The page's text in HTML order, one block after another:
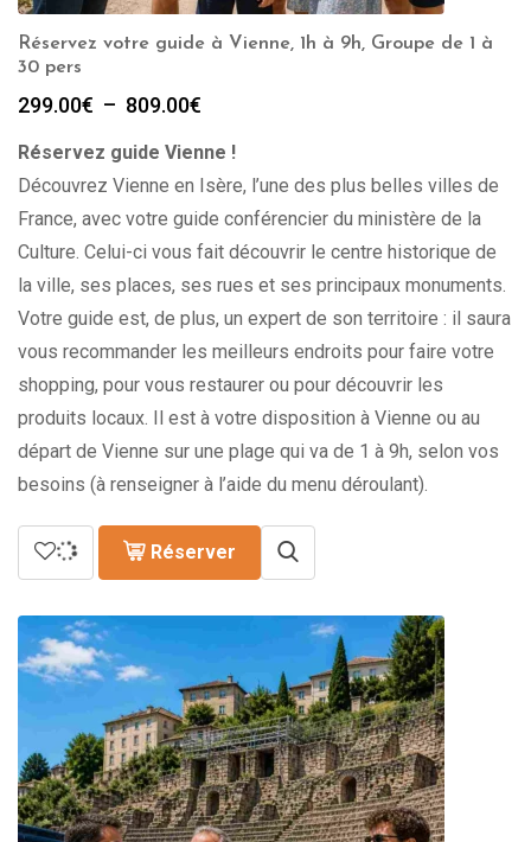
Réservez votre guide à Vienne, 1h à 9h, Groupe de 1 à
30 pers
299.00€ – 809.00€
prix :
299.00€
à
809.00€
Réservez guide Vienne !
Découvrez Vienne en Isère, l’une des plus belles villes de
France, avec votre guide conférencier du ministère de la
Culture. Celui-ci vous fait découvrir le centre historique de
la ville, ses places, ses rues et ses principaux monuments.
Votre guide est, de plus, un expert de son territoire : il saura
vous recommander les meilleurs endroits pour faire votre
shopping, pour vous restaurer ou pour découvrir les
produits locaux. Il est à votre disposition à Vienne ou au
départ de Vienne sur une plage qui va de 1 à 9h, selon vos
besoins (à renseigner à l’aide du menu déroulant).
Réserver